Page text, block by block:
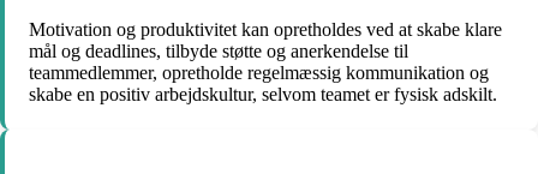
Motivation og produktivitet kan opretholdes ved at skabe klare
mål og deadlines, tilbyde støtte og anerkendelse til
teammedlemmer, opretholde regelmæssig kommunikation og
skabe en positiv arbejdskultur, selvom teamet er fysisk adskilt.